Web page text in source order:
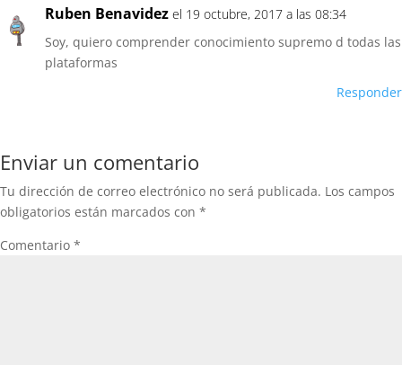
Ruben Benavidez el 19 octubre, 2017 a las 08:34
Soy, quiero comprender conocimiento supremo d todas las
plataformas
Responder
Enviar un comentario
Tu dirección de correo electrónico no será publicada. Los campos
obligatorios están marcados con *
Comentario *